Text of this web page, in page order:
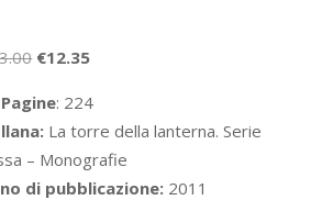
Il
originale
era:
€13.00.
€12.35Il
attuale
è:
€12.35.
: 224
La torre della lanterna. Serie
– Monografie
di pubblicazione: 2011